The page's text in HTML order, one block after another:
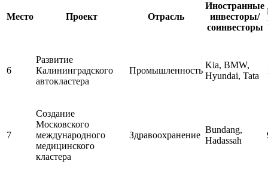
Место Проект Отрасль
Иностранные
инвесторы/
соинвесторы
6
Развитие
Калининградского
автокластера
Промышленность
Kia, BMW,
Hyundai, Tata
7
Создание
Московского
международного
медицинского
кластера
Здравоохранение
Bundang,
Hadassah